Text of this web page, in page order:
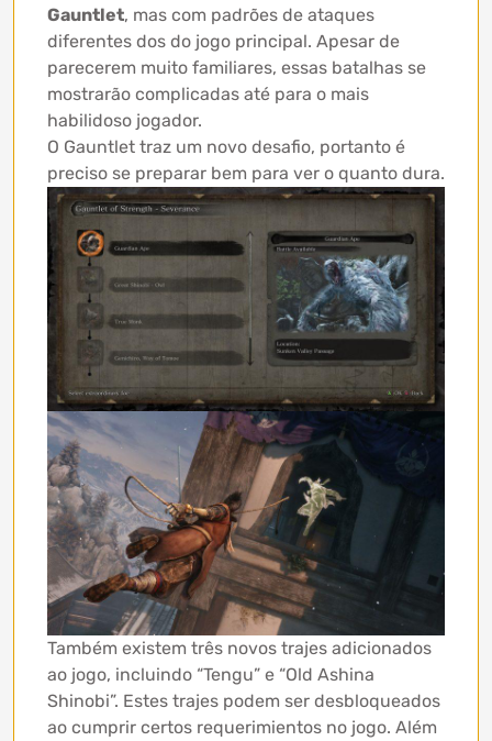
Gauntlet, mas com padrões de ataques
diferentes dos do jogo principal. Apesar de
parecerem muito familiares, essas batalhas se
mostrarão complicadas até para o mais
habilidoso jogador.
O Gauntlet traz um novo desafio, portanto é
preciso se preparar bem para ver o quanto dura.
Também existem três novos trajes adicionados
ao jogo, incluindo “Tengu” e “Old Ashina
Shinobi”. Estes trajes podem ser desbloqueados
ao cumprir certos requerimientos no jogo. Além